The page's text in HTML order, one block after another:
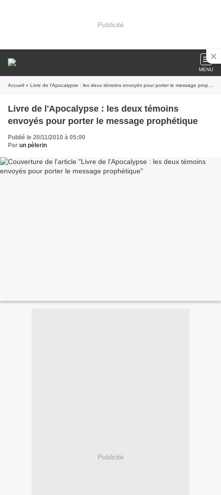
Publicité
MENU
Accueil » Livre de l'Apocalypse : les deux témoins envoyés pour porter le message prophétique
Livre de l'Apocalypse : les deux témoins
envoyés pour porter le message prophétique
Publié le 20/11/2010 à 05:00
Par un pèlerin
Publicité